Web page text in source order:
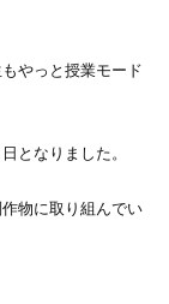
やっと授業モード
となりました。
物に取り組んでい